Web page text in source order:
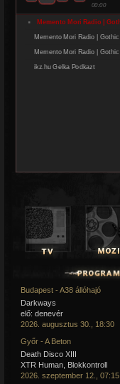
Budapest - A38 állóhajó
Darkways
elő: denevér
2026. augusztus 30., 18:30
Győr - A Beton
Death Disco XIII
XTR Human, Blokkontroll
2026. szeptember 12., 07:15